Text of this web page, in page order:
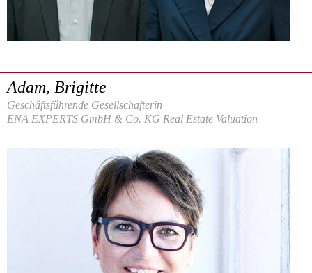
Adam, Brigitte
Geschäftsführende Gesellschafterin
ENA EXPERTS GmbH & Co. KG Real Estate Valuation